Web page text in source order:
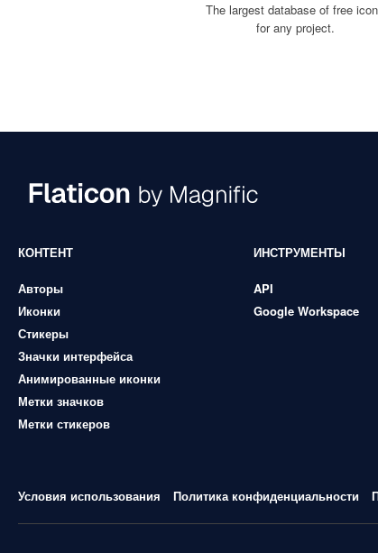
The largest database of free
for any project.
КОНТЕНТ
Авторы
Иконки
Стикеры
Значки интерфейса
Анимированные иконки
Метки значков
Метки стикеров
ИНСТРУМЕНТЫ
API
Google Workspace
Условия использования Политика конфиденциальности